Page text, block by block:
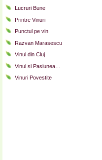
Lucruri Bune
Printre Vinuri
Punctul pe vin
Razvan Marasescu
Vinul din Cluj
Vinul si Pasiunea…
Vinuri Povestite